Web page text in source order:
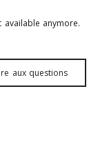
anymore.
aux questions